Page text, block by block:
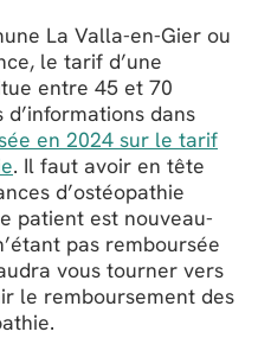
La Valla-en-Gier ou
le tarif d’une
entre 45 et 70
dans
en 2024 sur le tarif
. Il faut avoir en tête
d’ostéopathie
patient est nouveau-
pas remboursée
vous tourner vers
le remboursement des